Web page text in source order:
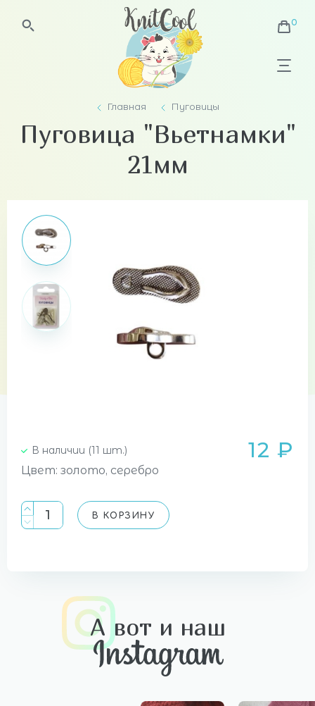
Главная Пуговицы
Пуговица "Вьетнамки"
21мм
В наличии (11 шт.) 12 ₽
Цвет: золото, серебро
В КОРЗИНУ
А вот и наш